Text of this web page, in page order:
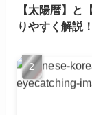
【太陽暦】と
りやすく解説！